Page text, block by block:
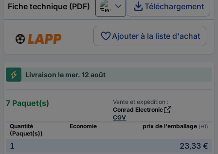
Fiche technique (PDF) English Téléchargement
Ajouter à la liste d'achat
Livraison le mer. 12 août
7 Paquet(s)
Vente et expédition :
Conrad Electronic
CGV
Quantité
(Paquet(s))
Economie prix de l'emballage (HT)
1 -
23,33 €